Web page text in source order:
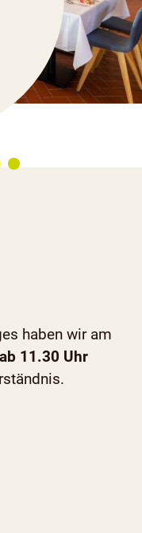
haben wir am
11.30 Uhr